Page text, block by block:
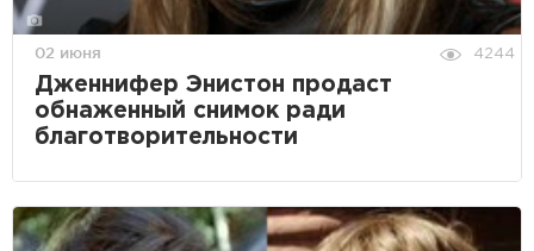
02 июня 4244
Дженнифер Энистон продаст
обнаженный снимок ради
благотворительности